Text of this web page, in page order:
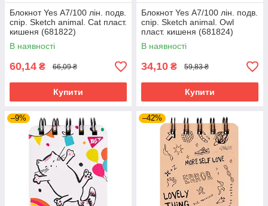
Блокнот Yes А7/100 лін. подв.
спір. Sketch animal. Cat пласт.
кишеня (681822)
В наявності
60,14 ₴ 66,09 ₴
Купити
Блокнот Yes А7/100 лін. подв.
спір. Sketch animal. Owl
пласт. кишеня (681824)
В наявності
34,10 ₴ 59,83 ₴
Купити
–9% –42%